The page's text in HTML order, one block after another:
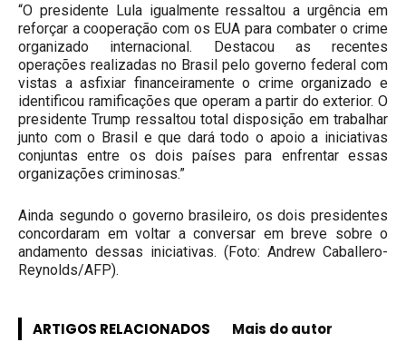
“O presidente Lula igualmente ressaltou a urgência em
reforçar a cooperação com os EUA para combater o crime
organizado internacional. Destacou as recentes
operações realizadas no Brasil pelo governo federal com
vistas a asfixiar financeiramente o crime organizado e
identificou ramificações que operam a partir do exterior. O
presidente Trump ressaltou total disposição em trabalhar
junto com o Brasil e que dará todo o apoio a iniciativas
conjuntas entre os dois países para enfrentar essas
organizações criminosas.”
Ainda segundo o governo brasileiro, os dois presidentes
concordaram em voltar a conversar em breve sobre o
andamento dessas iniciativas. (Foto: Andrew Caballero-
Reynolds/AFP).
ARTIGOS RELACIONADOS Mais do autor